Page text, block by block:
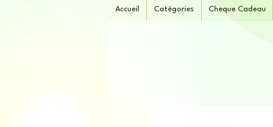
Accueil Catégories Cheque Cadeau